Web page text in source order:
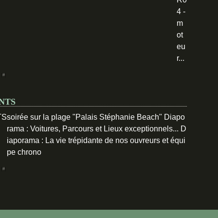
4 -
m
ot
eu
r...
#
soirée sur la plage "Palais Stéphanie Beach" Diapo
rama : Voitures, Parcours et Lieux exceptionnels... D
iaporama : La vie trépidante de nos ouvreurs et équi
pe chrono
#